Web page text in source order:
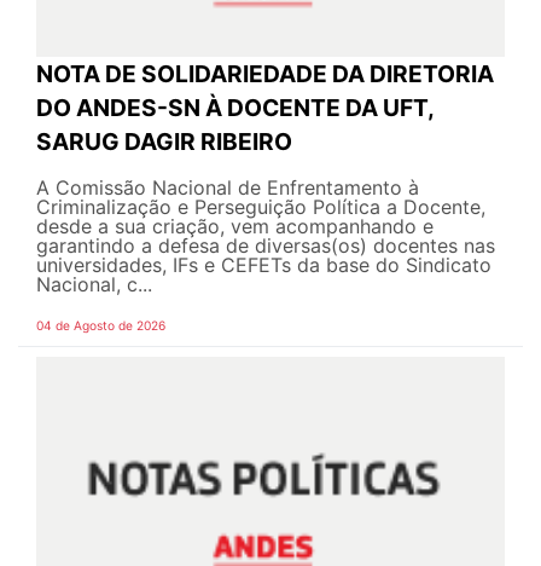
NOTA DE SOLIDARIEDADE DA DIRETORIA
DO ANDES-SN À DOCENTE DA UFT,
SARUG DAGIR RIBEIRO
A Comissão Nacional de Enfrentamento à
Criminalização e Perseguição Política a Docente,
desde a sua criação, vem acompanhando e
garantindo a defesa de diversas(os) docentes nas
universidades, IFs e CEFETs da base do Sindicato
Nacional, c...
04 de Agosto de 2026